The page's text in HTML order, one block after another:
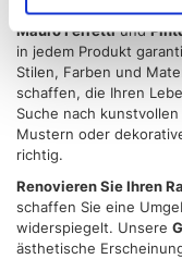
geografica, con
metro,
Identificare
attivamente
(impronte
Approfondisci come
modificare o ritirare
dalla Dichiarazione
Forma,Adriani & Rossi
Mauro Ferrettiund
in jedem Produkt
Stilen, Farben und
schaffen, die Ihren
Suche nach kunstvollen
Mustern oder
richtig.
Renovieren Sie Ihren
schaffen Sie eine
widerspiegelt. Unsere
ästhetische